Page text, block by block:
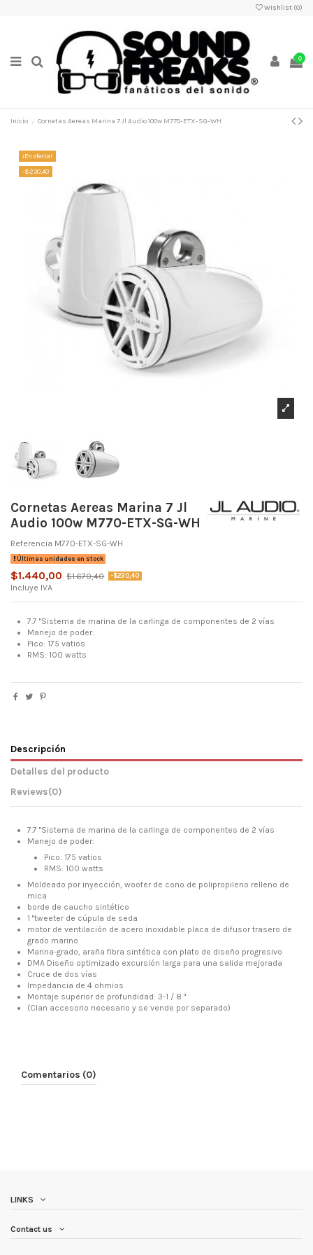
Wishlist (0)
0
Inicio Cornetas Aereas Marina 7 Jl Audio 100w M770-ETX-SG-WH
¡En oferta!
-$230,40
Cornetas Aereas Marina 7 Jl
Audio 100w M770-ETX-SG-WH
Referencia M770-ETX-SG-WH
Últimas unidades en stock
$1.440,00 $1.670,40 -$230,40
Incluye IVA
7.7 "Sistema de marina de la carlinga de componentes de 2 vías
Manejo de poder:
Pico: 175 vatios
RMS: 100 watts
Descripción
Detalles del producto
Reviews(0)
7.7 "Sistema de marina de la carlinga de componentes de 2 vías
Manejo de poder:
Pico: 175 vatios
RMS: 100 watts
Moldeado por inyección, woofer de cono de polipropileno relleno de
mica
borde de caucho sintético
1 "tweeter de cúpula de seda
motor de ventilación de acero inoxidable placa de difusor trasero de
grado marino
Marina-grado, araña fibra sintética con plato de diseño progresivo
DMA Diseño optimizado excursión larga para una salida mejorada
Cruce de dos vías
Impedancia de 4 ohmios
Montaje superior de profundidad: 3-1 / 8 "
(Clan accesorio necesario y se vende por separado)
Comentarios (0)
LINKS
Contact us